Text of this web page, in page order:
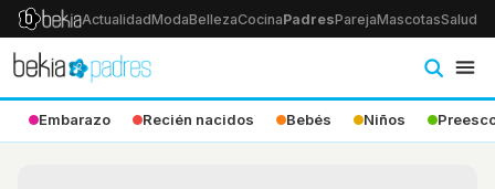
ActualidadModaBellezaCocinaPadresParejaMascotasSalud
Embarazo Recién nacidos Bebés Niños